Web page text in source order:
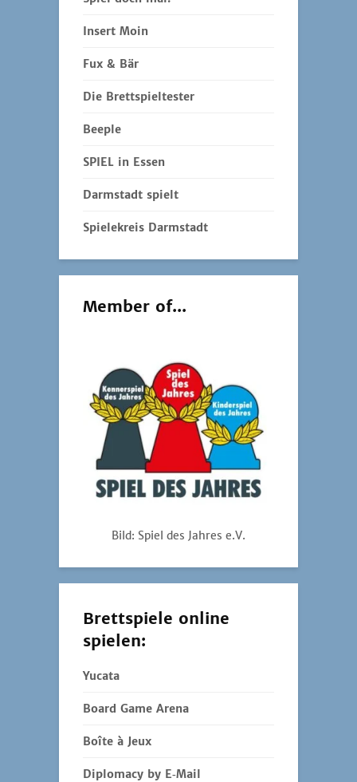
Insert Moin
Fux & Bär
Die Brettspieltester
Beeple
SPIEL in Essen
Darmstadt spielt
Spielekreis Darmstadt
Member of...
Bild: Spiel des Jahres e.V.
Brettspiele online
spielen:
Yucata
Board Game Arena
Boîte à Jeux
Diplomacy by E‑Mail